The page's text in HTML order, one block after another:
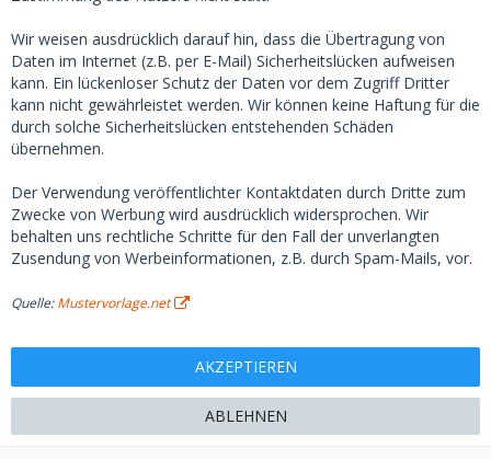
Wir weisen ausdrücklich darauf hin, dass die Übertragung von
Daten im Internet (z.B. per E-Mail) Sicherheitslücken aufweisen
kann. Ein lückenloser Schutz der Daten vor dem Zugriff Dritter
kann nicht gewährleistet werden. Wir können keine Haftung für die
durch solche Sicherheitslücken entstehenden Schäden
übernehmen.
Der Verwendung veröffentlichter Kontaktdaten durch Dritte zum
Zwecke von Werbung wird ausdrücklich widersprochen. Wir
behalten uns rechtliche Schritte für den Fall der unverlangten
Zusendung von Werbeinformationen, z.B. durch Spam-Mails, vor.
Quelle:Mustervorlage.net
ABLEHNEN